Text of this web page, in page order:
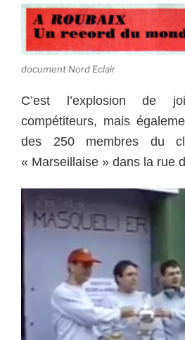
document Nord Eclair
C’est l’explosion de
compétiteurs, mais
des 250 membres du
« Marseillaise » dans la rue